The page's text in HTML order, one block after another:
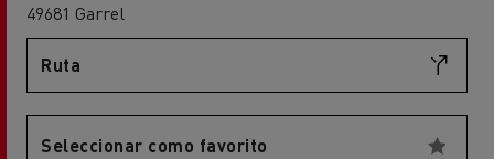
49681 Garrel
Ruta
Seleccionar como favorito